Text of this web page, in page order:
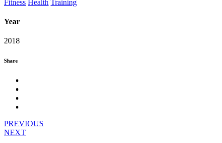
Fitness Health Training
Year
2018
Share
PREVIOUS
NEXT